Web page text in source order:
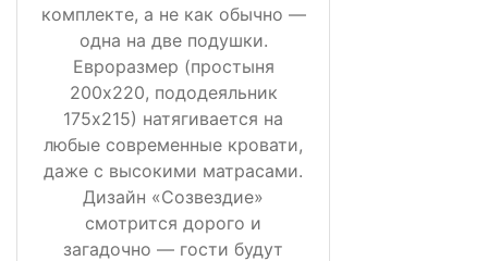
комплекте, а не как обычно —
одна на две подушки.
Евроразмер (простыня
200х220, пододеяльник
175х215) натягивается на
любые современные кровати,
даже с высокими матрасами.
Дизайн «Созвездие»
смотрится дорого и
загадочно — гости будут